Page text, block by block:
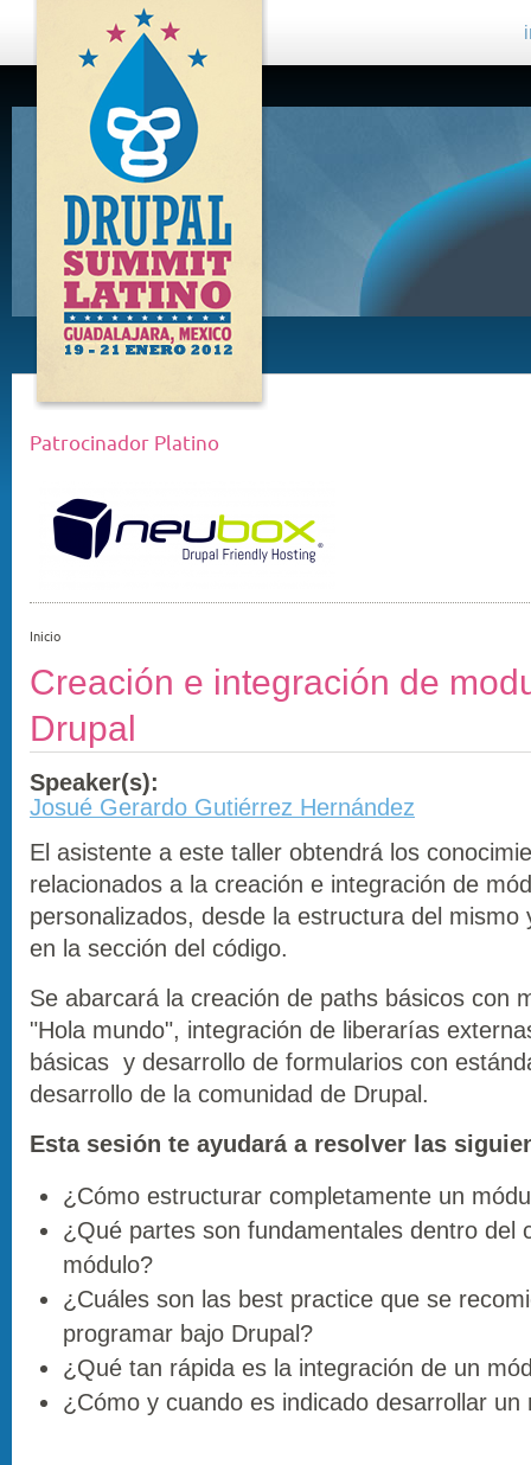
DRUPAL
SUMMIT
LATINO,
GUADALAJARA
2012
Patrocinador Platino
Inicio
Creación e integración de
Drupal
Speaker(s):
Josué Gerardo Gutiérrez Hernández
El asistente a este taller obtendrá los
relacionados a la creación e integración de
personalizados, desde la estructura del mismo
en la sección del código.
Se abarcará la creación de paths básicos con
"Hola mundo", integración de liberarías
básicas y desarrollo de formularios con
desarrollo de la comunidad de Drupal.
Esta sesión te ayudará a resolver las
¿Cómo estructurar completamente un
¿Qué partes son fundamentales dentro del
módulo?
¿Cuáles son las best practice que se
programar bajo Drupal?
¿Qué tan rápida es la integración de un
¿Cómo y cuando es indicado desarrollar un